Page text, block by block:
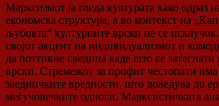
Марксизмот ја гледа културата како одраз
економска структура, а во контекст на
љубовта“ културните врски не се
својот акцент на индивидуализмот и
да поттикне средина каде што се
врски. Стремежот за профит честопати
заедничките вредности, што доведува до
меѓучовечките односи. Марксистичката